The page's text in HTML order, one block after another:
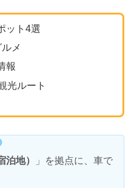
ット4選
メ
報
光ルート
泊地）
」を拠点に、車で